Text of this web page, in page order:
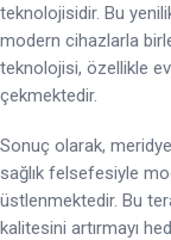
teknolojisidir. Bu
modern cihazlarla
teknolojisi, özellikle
çekmektedir.
Sonuç olarak,
sağlık felsefesiyle
üstlenmektedir. Bu
kalitesini artırmayı